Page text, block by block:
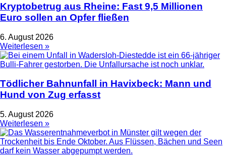
Kryptobetrug aus Rheine: Fast 9,5 Millionen
Euro sollen an Opfer fließen
6. August 2026
Weiterlesen »
Tödlicher Bahnunfall in Havixbeck: Mann und
Hund von Zug erfasst
5. August 2026
Weiterlesen »